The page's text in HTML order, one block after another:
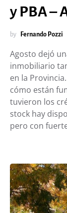
y PBA –
by Fernando Pozzi
Agosto dejó
inmobiliario
en la
cómo están
tuvieron los
stock hay
pero con